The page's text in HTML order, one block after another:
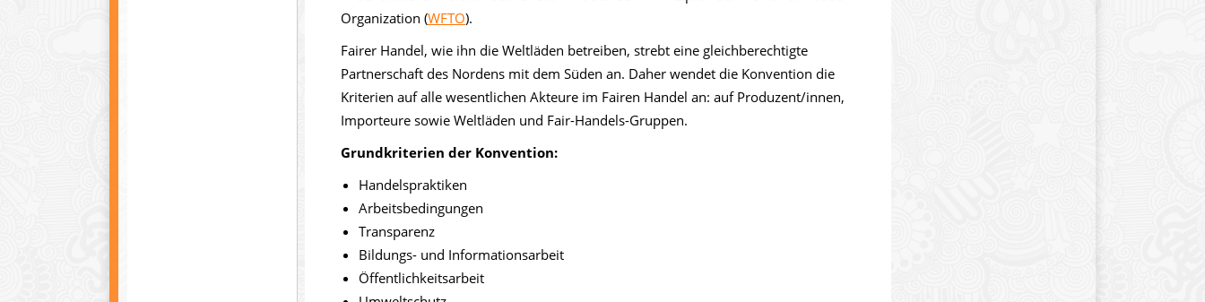
Organization (WFTO).
Fairer Handel, wie ihn die Weltläden betreiben, strebt eine gleichberechtigte
Partnerschaft des Nordens mit dem Süden an. Daher wendet die Konvention die
Kriterien auf alle wesentlichen Akteure im Fairen Handel an: auf Produzent/innen,
Importeure sowie Weltläden und Fair-Handels-Gruppen.
Grundkriterien der Konvention:
Handelspraktiken
Arbeitsbedingungen
Transparenz
Bildungs- und Informationsarbeit
Öffentlichkeitsarbeit